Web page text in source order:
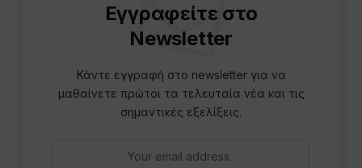
Εγγραφείτε στο
Newsletter
Κάντε εγγραφή στο newsletter για να
μαθαίνετε πρώτοι τα τελευταία νέα και τις
σημαντικές εξελίξεις.